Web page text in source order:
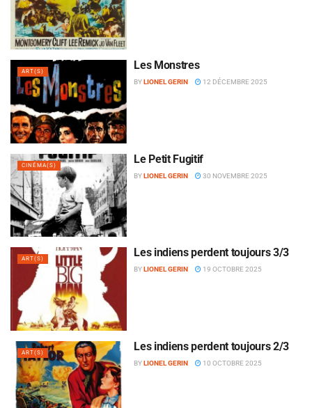
ART(S) Les Monstres
BYLIONEL GERIN 12 DÉCEMBRE 2025
CINÉMA(S) Le Petit Fugitif
BYLIONEL GERIN 30 NOVEMBRE 2025
ART(S) Les indiens perdent toujours 3/3
BYLIONEL GERIN 19 OCTOBRE 2025
ART(S) Les indiens perdent toujours 2/3
BYLIONEL GERIN 10 OCTOBRE 2025